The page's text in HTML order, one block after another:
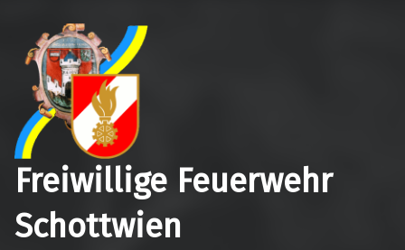
Freiwillige Feuerwehr
Schottwien